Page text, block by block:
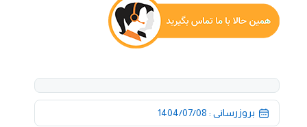
بروزرسانی : 1404/07/08